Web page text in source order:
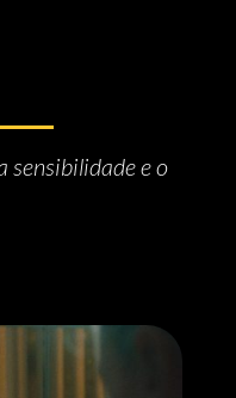
sensibilidade e o